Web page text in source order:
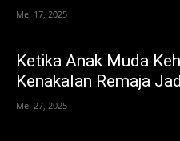
Mei 17, 2025
Ketika Anak Muda
Kenakalan Remaja
Mei 27, 2025